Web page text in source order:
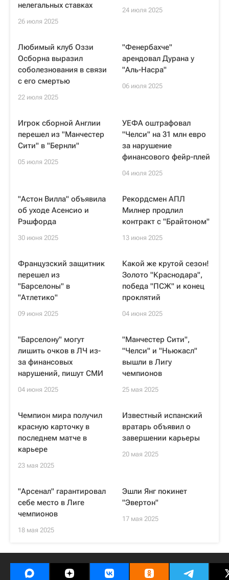
нелегальных ставках
26 июля 2025
24 июля 2025
Любимый клуб Оззи
Осборна выразил
соболезнования в связи
с его смертью
22 июля 2025
"Фенербахче"
арендовал Дурана у
"Аль-Насра"
06 июля 2025
Игрок сборной Англии
перешел из "Манчестер
Сити" в "Бернли"
05 июля 2025
УЕФА оштрафовал
"Челси" на 31 млн евро
за нарушение
финансового фейр-плей
04 июля 2025
"Астон Вилла" объявила
об уходе Асенсио и
Рэшфорда
30 июня 2025
Рекордсмен АПЛ
Милнер продлил
контракт с "Брайтоном"
13 июня 2025
Французский защитник
перешел из
"Барселоны" в
"Атлетико"
09 июня 2025
Какой же крутой сезон!
Золото "Краснодара",
победа "ПСЖ" и конец
проклятий
04 июня 2025
"Барселону" могут
лишить очков в ЛЧ из-
за финансовых
нарушений, пишут СМИ
04 июня 2025
"Манчестер Сити",
"Челси" и "Ньюкасл"
вышли в Лигу
чемпионов
25 мая 2025
Чемпион мира получил
красную карточку в
последнем матче в
карьере
23 мая 2025
Известный испанский
вратарь объявил о
завершении карьеры
20 мая 2025
"Арсенал" гарантировал
себе место в Лиге
чемпионов
18 мая 2025
Эшли Янг покинет
"Эвертон"
17 мая 2025